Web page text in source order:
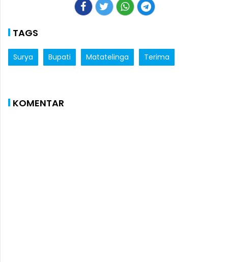
TAGS
Surya Bupati Matatelinga Terima
KOMENTAR